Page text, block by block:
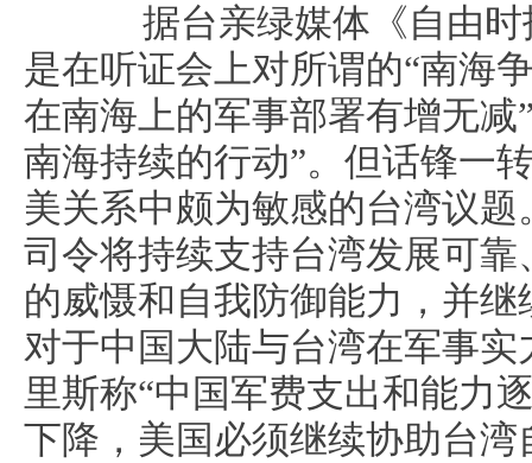
据台亲绿媒体《自由时
是在听证会上对所谓的“南海
在南海上的军事部署有增无减
南海持续的行动”。但话锋一
美关系中颇为敏感的台湾议
司令将持续支持台湾发展可
的威慑和自我防御能力，并
对于中国大陆与台湾在军事
里斯称“中国军费支出和能力
下降，美国必须继续协助台